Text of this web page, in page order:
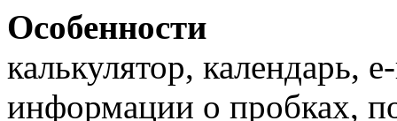
Особенности
калькулятор, календарь,
информации о пробках,